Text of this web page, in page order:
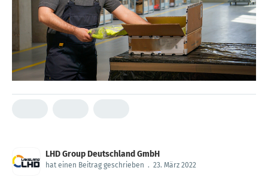
LHD Group Deutschland GmbH
hat einen Beitrag geschrieben . 23. März 2022